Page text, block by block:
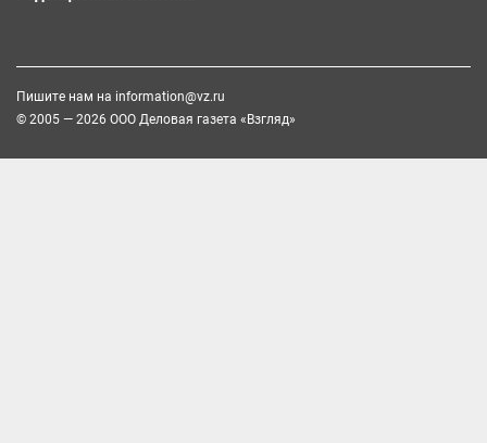
Пишите нам на information@vz.ru
© 2005 — 2026 ООО Деловая газета «Взгляд»